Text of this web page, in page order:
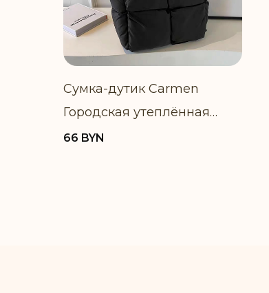
Сумка-дутик Carmen
Городская утеплённая
сумка-тоут
66 BYN